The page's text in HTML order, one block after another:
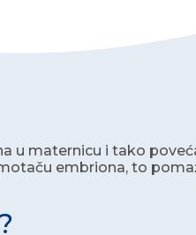
u maternicu i tako
embriona, to